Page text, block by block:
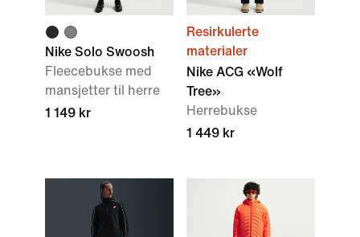
Nike Solo Swoosh
Fleecebukse med
mansjetter til herre
1 149 kr
Resirkulerte
materialer
Nike ACG «Wolf
Tree»
Herrebukse
1 449 kr